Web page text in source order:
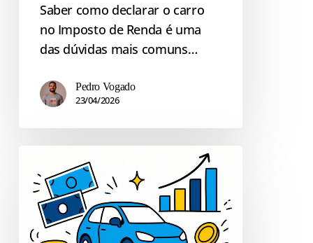
Saber como declarar o carro
no Imposto de Renda é uma
das dúvidas mais comuns…
Pedro Vogado
23/04/2026
carros
Brasil: